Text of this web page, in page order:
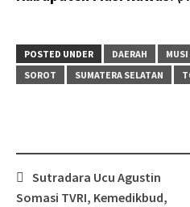
POSTED UNDER DAERAH MUSI
SOROT
SUMATERA SELATAN
Post
navigation
Sutradara Ucu Agustin
Somasi TVRI, Kemedikbud,